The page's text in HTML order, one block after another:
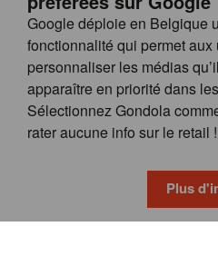
Google déploie en Belgique
fonctionnalité qui permet
personnaliser les médias
apparaître en priorité dans
Sélectionnez Gondola
rater aucune info sur le retail !
Plus
©
FAQ
CONDITIONS
PRIVACY &
wieni